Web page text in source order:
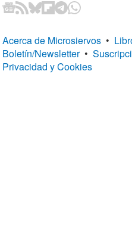
Acerca de Microsiervos •
Boletín/Newsletter •
Privacidad y Cookies